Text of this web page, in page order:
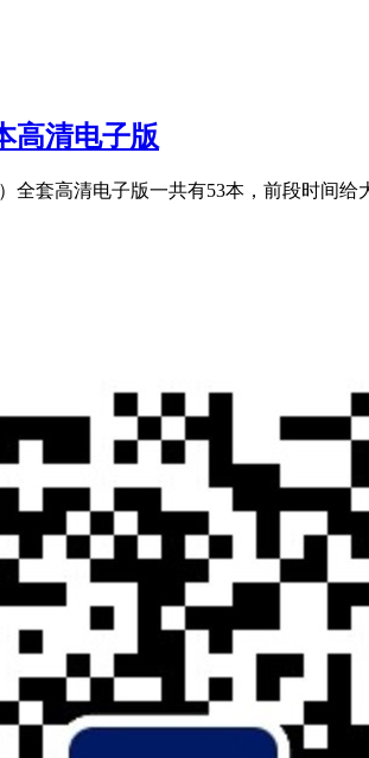
高清电子版
全套高清电子版一共有53本，前段时间